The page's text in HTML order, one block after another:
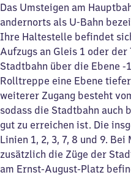
Das Umsteigen am
andernorts als U-Bahn
Ihre Haltestelle befindet
Aufzugs an Gleis 1 oder
Stadtbahn über die Ebene
Rolltreppe eine Ebene
weiterer Zugang besteht
sodass die Stadtbahn auch
gut zu erreichen ist. Die
Linien 1, 2, 3, 7, 8 und 9.
zusätzlich die Züge der
am Ernst-August-Platz